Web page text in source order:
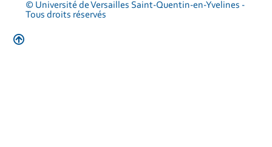
© Université de Versailles Saint-Quentin-en-Yvelines -
Tous droits réservés